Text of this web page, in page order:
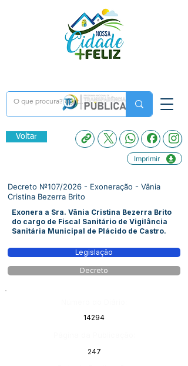
Voltar
Imprimir
Decreto №107/2026 - Exoneração - Vânia
Cristina Bezerra Brito
Exonera a Sra. Vânia Cristina Bezerra Brito
do cargo de Fiscal Sanitário de Vigilância
Sanitária Municipal de Plácido de Castro.
Legislação
Decreto
14294
247